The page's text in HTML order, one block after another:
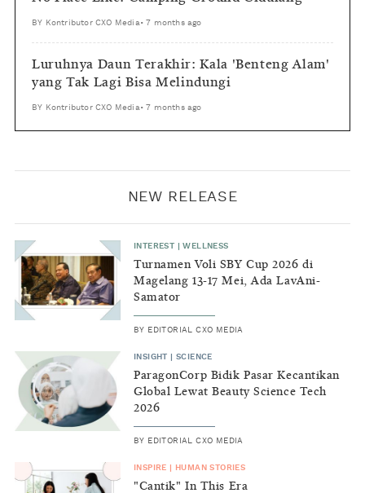
BY Kontributor CXO Media•7 months ago
Luruhnya Daun Terakhir: Kala 'Benteng Alam'
yang Tak Lagi Bisa Melindungi
BY Kontributor CXO Media•7 months ago
NEW RELEASE
INTEREST |WELLNESS
Turnamen Voli SBY Cup 2026 di
Magelang 13-17 Mei, Ada LavAni-
Samator
BY EDITORIAL CXO MEDIA
INSIGHT |SCIENCE
ParagonCorp Bidik Pasar Kecantikan
Global Lewat Beauty Science Tech
2026
BY EDITORIAL CXO MEDIA
INSPIRE HUMAN STORIES
"Cantik" In This Era